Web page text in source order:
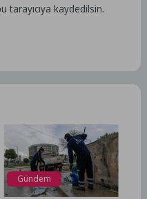
kaydedilsin.
Gündem